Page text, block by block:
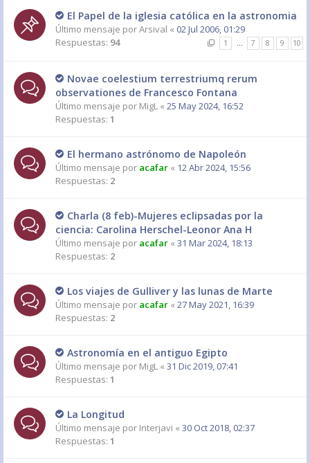
El Papel de la iglesia católica en la astronomia
Último mensaje porArsival « 02 Jul 2006, 01:29
Respuestas: 94 1 … 7 8 9 10
Novae coelestium terrestriumq rerum
observationes de Francesco Fontana
Último mensaje por MigL « 25 May 2024, 16:52
Respuestas: 1
El hermano astrónomo de Napoleón
Último mensaje por acafar « 12 Abr 2024, 15:56
Respuestas: 2
Charla (8 feb)-Mujeres eclipsadas por la
ciencia: Carolina Herschel-Leonor Ana H
Último mensaje por acafar « 31 Mar 2024, 18:13
Respuestas: 2
Los viajes de Gulliver y las lunas de Marte
Último mensaje por acafar « 27 May 2021, 16:39
Respuestas: 2
Astronomía en el antiguo Egipto
Último mensaje por MigL « 31 Dic 2019, 07:41
Respuestas: 1
La Longitud
Último mensaje por Interjavi « 30 Oct 2018, 02:37
Respuestas: 1